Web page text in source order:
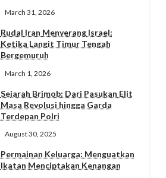
March 31, 2026
Rudal Iran Menyerang Israel:
Ketika Langit Timur Tengah
Bergemuruh
March 1, 2026
Sejarah Brimob: Dari Pasukan Elit
Masa Revolusi hingga Garda
Terdepan Polri
August 30, 2025
Permainan Keluarga: Menguatkan
Ikatan Menciptakan Kenangan